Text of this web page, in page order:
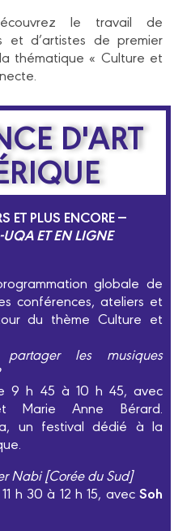
le travail de
et d’artistes de premier
thématique « Culture et
D'ART
ET PLUS ENCORE —
ET EN LIGNE
globale de
conférences, ateliers et
du thème Culture et
partager les musiques
9 h 45 à 10 h 45, avec
Marie Anne Bérard.
un festival dédié à la
Nabi [Corée du Sud]
h 30 à 12 h 15, avec Soh